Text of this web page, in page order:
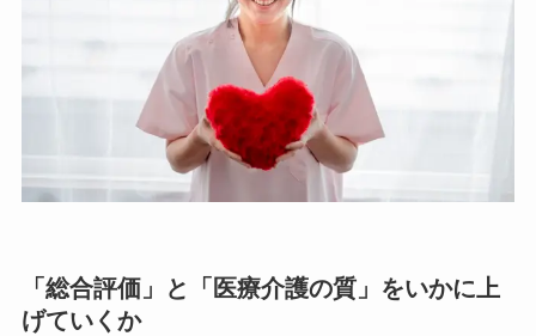
「総合評価」と「医療介護の質」をいかに上
げていくか